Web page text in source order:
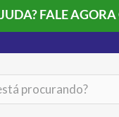
FALE
procurando?